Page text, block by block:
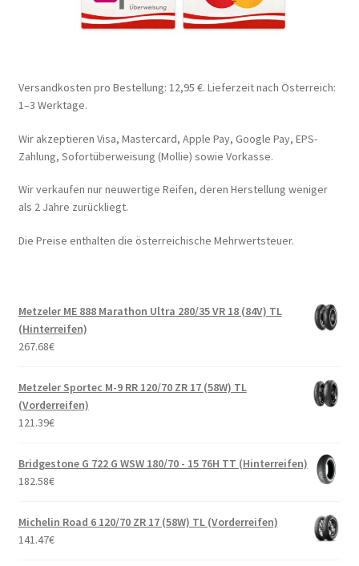
Versandkosten pro Bestellung: 12,95 €. Lieferzeit nach Österreich:
1–3 Werktage.
Wir akzeptieren Visa, Mastercard, Apple Pay, Google Pay, EPS-
Zahlung, Sofortüberweisung (Mollie) sowie Vorkasse.
Wir verkaufen nur neuwertige Reifen, deren Herstellung weniger
als 2 Jahre zurückliegt.
Die Preise enthalten die österreichische Mehrwertsteuer.
Metzeler ME 888 Marathon Ultra 280/35 VR 18 (84V) TL
(Hinterreifen)
267.68€
Metzeler Sportec M-9 RR 120/70 ZR 17 (58W) TL
(Vorderreifen)
121.39€
Bridgestone G 722 G WSW 180/70 - 15 76H TT (Hinterreifen)
182.58€
Michelin Road 6 120/70 ZR 17 (58W) TL (Vorderreifen)
141.47€